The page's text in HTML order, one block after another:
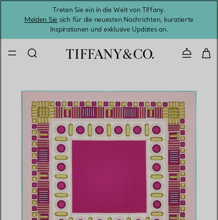
Treten Sie ein in die Welt von Tiffany.
Melden Sie sich für die neuesten Nachrichten, kuratierte
Inspirationen und exklusive Updates an.